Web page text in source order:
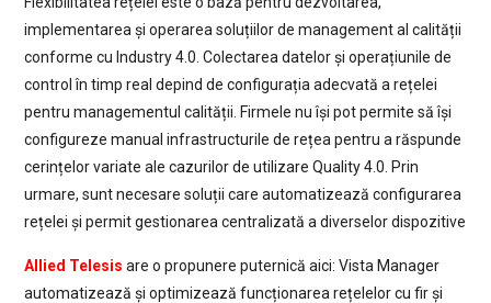
implementarea și operarea soluțiilor de management al calității
conforme cu Industry 4.0. Colectarea datelor și operațiunile de
control în timp real depind de configurația adecvată a rețelei
pentru managementul calității. Firmele nu își pot permite să își
configureze manual infrastructurile de rețea pentru a răspunde
cerințelor variate ale cazurilor de utilizare Quality 4.0. Prin
urmare, sunt necesare soluții care automatizează configurarea
rețelei și permit gestionarea centralizată a diverselor dispozitive
Allied Telesis are o propunere puternică aici: Vista Manager
automatizează și optimizează funcționarea rețelelor cu fir și